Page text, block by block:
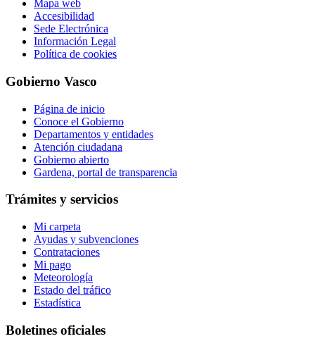
Mapa web
Accesibilidad
Sede Electrónica
Información Legal
Política de cookies
Gobierno Vasco
Página de inicio
Conoce el Gobierno
Departamentos y entidades
Atención ciudadana
Gobierno abierto
Gardena, portal de transparencia
Trámites y servicios
Mi carpeta
Ayudas y subvenciones
Contrataciones
Mi pago
Meteorología
Estado del tráfico
Estadística
Boletines oficiales